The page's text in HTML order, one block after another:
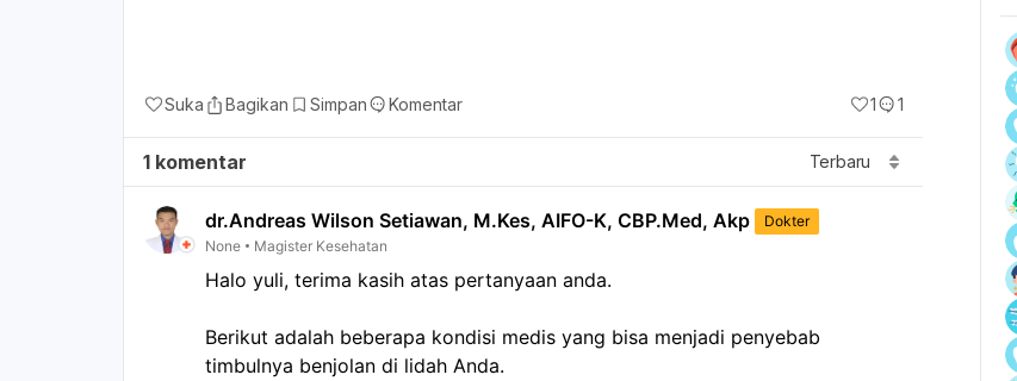
Suka Bagikan Simpan Komentar 1 1
1 komentar Terbaru
dr.Andreas Wilson Setiawan, M.Kes, AIFO-K, CBP.Med, Akp
Dokter
None
Magister Kesehatan
Halo yuli, terima kasih atas pertanyaan anda.
Berikut adalah beberapa kondisi medis yang bisa menjadi penyebab
timbulnya benjolan di lidah Anda.